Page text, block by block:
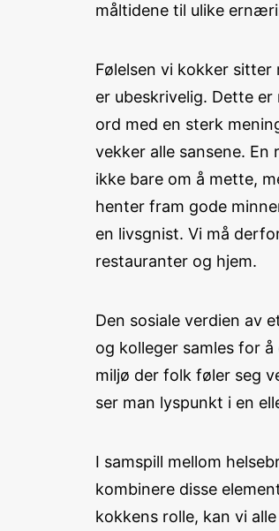
måltidene til ulike
Følelsen vi kokker
er ubeskrivelig. Dette
ord med en sterk
vekker alle sansene.
ikke bare om å mette,
henter fram gode
en livsgnist. Vi må
restauranter og hjem.
Den sosiale verdien av
og kolleger samles for
miljø der folk føler seg
ser man lyspunkt i en
I samspill mellom
kombinere disse
kokkens rolle, kan vi